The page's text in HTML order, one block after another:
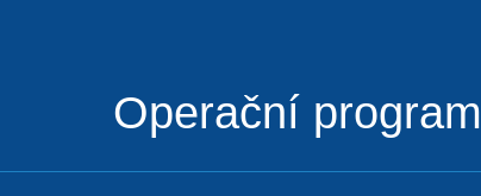
Operační program